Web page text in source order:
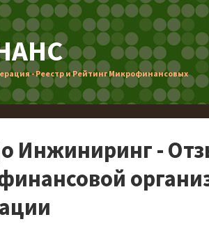
- Реестр и Рейтинг Микрофинансовых
Инжиниринг -